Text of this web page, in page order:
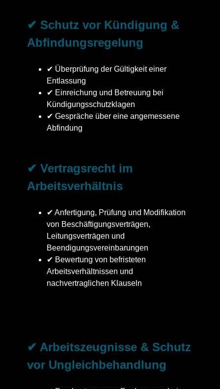
✔ Schutz vor Kündigung &
Abfindungsregelung
✔ Überprüfung der Gültigkeit einer
Entlassung
✔ Einreichung und Betreuung bei
Kündigungsschutzklagen
✔ Gespräche über eine angemessene
Abfindung
✔ Vertragsrecht im
Arbeitsverhältnis
✔ Anfertigung, Prüfung und Modifikation
von Beschäftigungsverträgen,
Leitungsverträgen und
Beendigungsvereinbarungen
✔ Bewertung von befristeten
Arbeitsverhältnissen und
nachvertraglichen Klauseln
✔ Arbeitszeugnisse & Schutz
vor Ungleichbehandlung